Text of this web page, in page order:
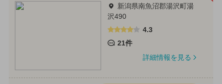
新潟県南魚沼郡湯沢町湯
沢490
4.3
21件
詳細情報を見る